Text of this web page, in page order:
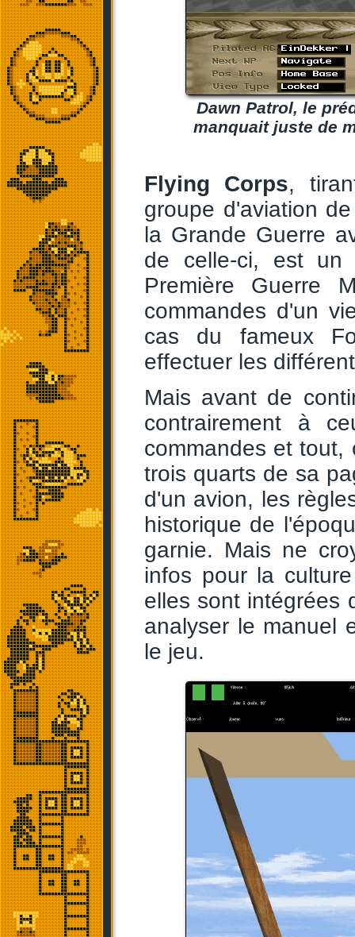
Dawn Patrol, le
manquait juste de
Flying Corps,
groupe d'aviation
la Grande Guerre
de celle-ci, est un
Première Guerre
commandes d'un
cas du fameux
effectuer les
Mais avant de
contrairement à
commandes et
trois quarts de sa
d'un avion, les
historique de
garnie. Mais ne
infos pour la
elles sont intégrées
analyser le manuel
le jeu.